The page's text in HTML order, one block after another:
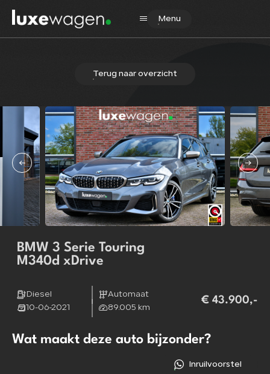
Menu
Home
Aanbod
Diensten
Verkocht
Over ons
Contact
Terug naar overzicht
BMW 3 Serie Touring
M340d xDrive
Diesel
Automaat
10-06-2021
89.005 km
€ 43.900,-
Wat maakt deze auto bijzonder?
Inruilvoorstel